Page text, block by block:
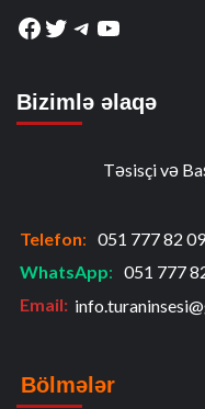
Facebook
Twitter
Telegram
YouTube
Bizimlə əlaqə
Təsisçi və
Telefon: 051 777 82 09
WhatsApp: 051 777
Email:
Bölmələr